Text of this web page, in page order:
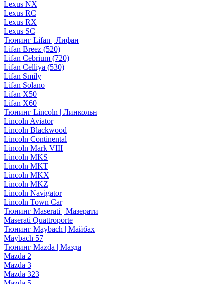
Lexus NX
Lexus RC
Lexus RX
Lexus SC
Тюнинг Lifan | Лифан
Lifan Breez (520)
Lifan Cebrium (720)
Lifan Celliya (530)
Lifan Smily
Lifan Solano
Lifan X50
Lifan X60
Тюнинг Lincoln | Линкольн
Lincoln Aviator
Lincoln Blackwood
Lincoln Continental
Lincoln Mark VIII
Lincoln MKS
Lincoln MKT
Lincoln MKX
Lincoln MKZ
Lincoln Navigator
Lincoln Town Car
Тюнинг Maserati | Мазерати
Maserati Quattroporte
Тюнинг Maybach | Майбах
Maybach 57
Тюнинг Mazda | Мазда
Mazda 2
Mazda 3
Mazda 323